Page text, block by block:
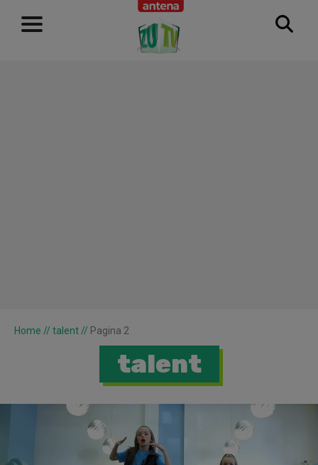
RECLAMĂ
Home // talent // Pagina 2
talent